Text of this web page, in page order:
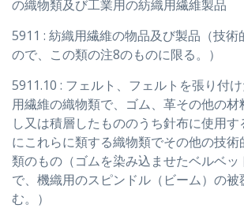
の織物類及び工業用の紡織用繊維製品
5911 : 紡織用繊維の物品及び製品（技術
ので、この類の注8のものに限る。）
5911.10 : フェルト、フェルトを張り付
用繊維の織物類で、ゴム、革その他の
し又は積層したもののうち針布に使用
にこれらに類する織物類でその他の技
類のもの（ゴムを染み込ませたベルベッ
で、機織用のスピンドル（ビーム）の被
む。）